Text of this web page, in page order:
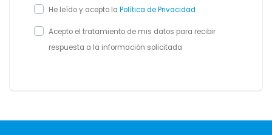
He leído y acepto la Política de Privacidad
Acepto el tratamiento de mis datos para recibir
respuesta a la información solicitada